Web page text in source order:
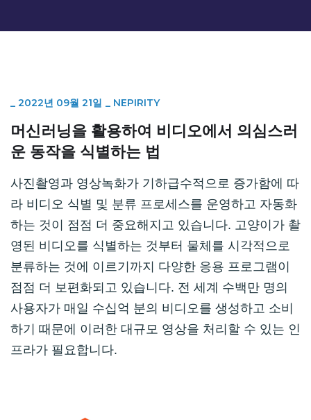
_ 2022년 09월 21일 _ NEPIRITY
머신러닝을 활용하여 비디오에서 의심스러
운 동작을 식별하는 법
사진촬영과 영상녹화가 기하급수적으로 증가함에 따
라 비디오 식별 및 분류 프로세스를 운영하고 자동화
하는 것이 점점 더 중요해지고 있습니다. 고양이가 촬
영된 비디오를 식별하는 것부터 물체를 시각적으로
분류하는 것에 이르기까지 다양한 응용 프로그램이
점점 더 보편화되고 있습니다. 전 세계 수백만 명의
사용자가 매일 수십억 분의 비디오를 생성하고 소비
하기 때문에 이러한 대규모 영상을 처리할 수 있는 인
프라가 필요합니다.